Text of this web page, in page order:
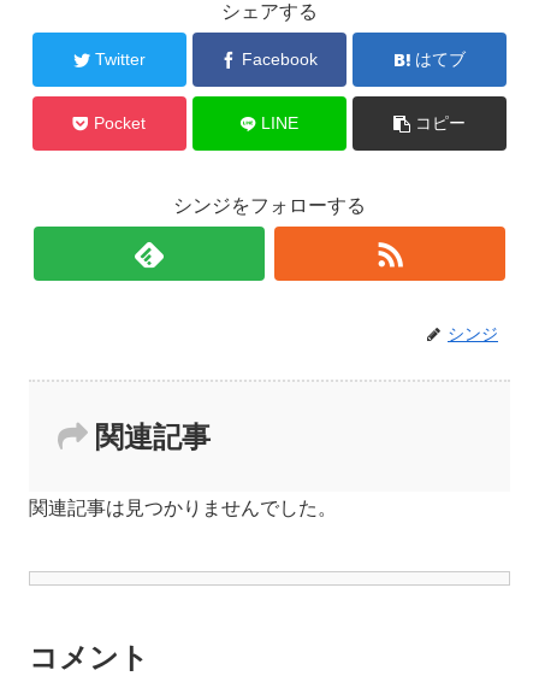
シェアする
Twitter Facebook はてブ
Pocket LINE コピー
シンジをフォローする
シンジ
関連記事
関連記事は見つかりませんでした。
コメント